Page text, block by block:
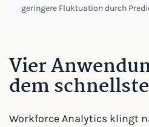
geringere Fluktuation durch
Vier
dem
Workforce Analytics klingt